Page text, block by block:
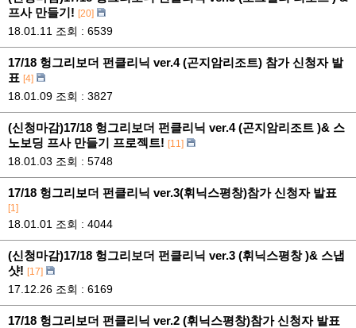
프사 만들기! [20]
18.01.11 조회 : 6539
17/18 헝그리보더 펀클리닉 ver.4 (곤지암리조트) 참가 신청자 발
표 [4]
18.01.09 조회 : 3827
(신청마감)17/18 헝그리보더 펀클리닉 ver.4 (곤지암리조트 )& 스
노보딩 프사 만들기 프로젝트! [11]
18.01.03 조회 : 5748
17/18 헝그리보더 펀클리닉 ver.3(휘닉스평창)참가 신청자 발표
[1]
18.01.01 조회 : 4044
(신청마감)17/18 헝그리보더 펀클리닉 ver.3 (휘닉스평창 )& 스냅
샷! [17]
17.12.26 조회 : 6169
17/18 헝그리보더 펀클리닉 ver.2 (휘닉스평창)참가 신청자 발표